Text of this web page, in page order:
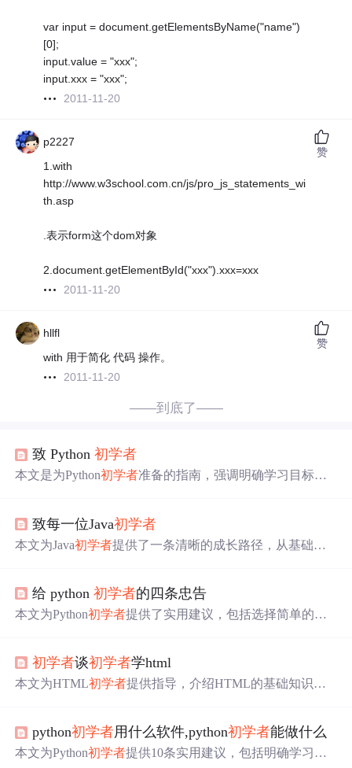
var input = document.getElementsByName("name")
[0];
input.value = "xxx";
input.xxx = "xxx";
2011-11-20
p2227
1.with
http://www.w3school.com.cn/js/pro_js_statements_wi
th.asp
.表示form这个dom对象
2.document.getElementById("xxx").xxx=xxx
2011-11-20
赞
hllfl
with 用于简化 代码 操作。
2011-11-20
赞
——到底了——
致 Python初学者
本文是为Python初学者准备的指南，强调明确学习目标，
thon安装、开发工具选择，推荐使用IDLE进行学习，并讨
论了代码运行、调试和模块管理，特别是pip的使用方法。
致每一位Java初学者
本文为Java初学者提供了一条清晰的成长路径，从基础语
给 python初学者的四条忠告
本文为Python初学者提供了实用建议，包括选择简单的编
n核心的重要性。
初学者谈初学者学html
本文为HTML初学者提供指导，介绍HTML的基础知识，
python初学者用什么软件,python初学者能做什么
本文为Python初学者提供10条实用建议，包括明确学习目